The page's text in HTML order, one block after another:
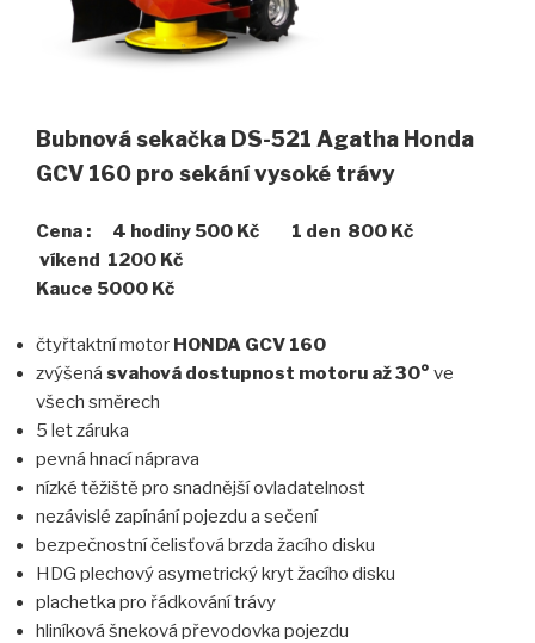
Bubnová sekačka DS-521 Agatha Honda
GCV 160 pro sekání vysoké trávy
Cena : 4 hodiny 500 Kč 1 den 800 Kč
víkend 1200 Kč
Kauce 5000 Kč
čtyřtaktní motor HONDA GCV 160
zvýšená svahová dostupnost motoru až 30° ve
všech směrech
5 let záruka
pevná hnací náprava
nízké těžiště pro snadnější ovladatelnost
nezávislé zapínání pojezdu a sečení
bezpečnostní čelisťová brzda žacího disku
HDG plechový asymetrický kryt žacího disku
plachetka pro řádkování trávy
hliníková šneková převodovka pojezdu